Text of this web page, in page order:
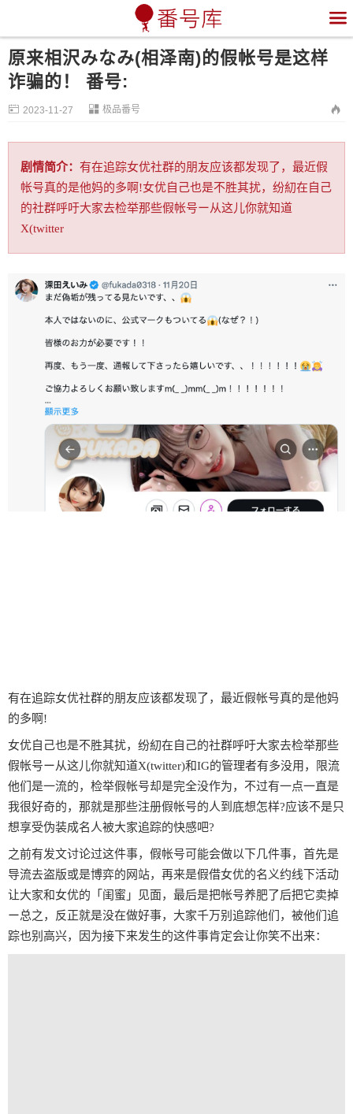

原来相沢みなみ(相泽南)的假帐号是这样
诈骗的！ 番号:
 2023-11-27  极品番号 
剧情简介： 有在追踪女优社群的朋友应该都发现了，最近假
帐号真的是他妈的多啊!女优自己也是不胜其扰，纷糿在自己
的社群呼吁大家去检举那些假帐号ー从这儿你就知道
X(twitter
有在追踪女优社群的朋友应该都发现了，最近假帐号真的是他妈
的多啊!
女优自己也是不胜其扰，纷糿在自己的社群呼吁大家去检举那些
假帐号ー从这儿你就知道X(twitter)和IG的管理者有多没用，限流
他们是一流的，检举假帐号却是完全没作为，不过有一点一直是
我很好奇的，那就是那些注册假帐号的人到底想怎样?应该不是只
想享受伪装成名人被大家追踪的快感吧?
之前有发文讨论过这件事，假帐号可能会做以下几件事，首先是
导流去盗版或是博弈的网站，再来是假借女优的名义约线下活动
让大家和女优的「闺蜜」见面，最后是把帐号养肥了后把它卖掉
ー总之，反正就是没在做好事，大家千万别追踪他们，被他们追
踪也别高兴，因为接下来发生的这件事肯定会让你笑不出来：